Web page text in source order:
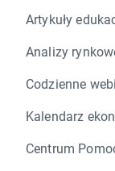
Artykuły
Analizy
Codzienne
Kalendarz
Centrum